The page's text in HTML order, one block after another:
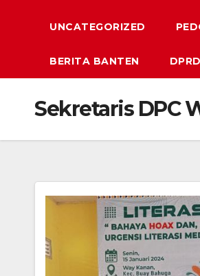
UNCATEGORIZED
BERITA BANTEN
Sekretaris DPC